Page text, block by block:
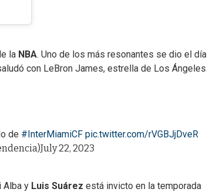
la NBA. Uno de los más resonantes se dio el día
con LeBron James, estrella de Los Ángeles
de #InterMiamiCF pic.twitter.com/rVGBJjDveR
July 22, 2023
Alba y Luis Suárez está invicto en la temporada